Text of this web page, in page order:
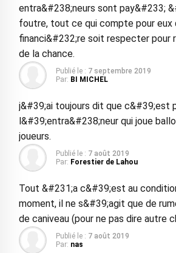
entra&#238;neurs sont pay&#233;
foutre, tout ce qui compte pour eux
financi&#232;re soit respecter pour
de la chance.
Publié le : 7 septembre 2019
Par: BI MICHEL
j&#39;ai toujours dit que c&#39;est
l&#39;entra&#238;neur qui joue
joueurs.
Publié le : 7 août 2019
Par: Forestier de Lahou
Tout &#231;a c&#39;est au
moment, il ne s&#39;agit que de
de caniveau (pour ne pas dire autre
Publié le : 7 août 2019
Par: nas